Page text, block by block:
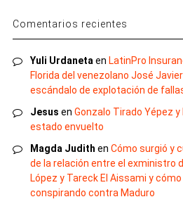
Comentarios recientes
Yuli Urdanetaen LatinPro
Florida del venezolano José
escándalo de explotación de
Jesus en Gonzalo Tirado Yépez
estado envuelto
Magda Judith en Cómo surgió y
de la relación entre el exministro
López y Tareck El Aissami y
conspirando contra Maduro